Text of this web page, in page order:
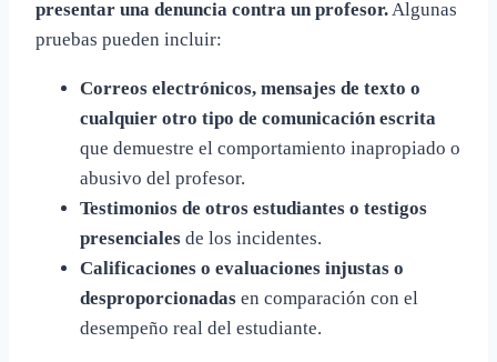
presentar una denuncia contra un profesor.Algunas
pruebas pueden incluir:
Correos electrónicos, mensajes de texto o
cualquier otro tipo de comunicación escrita
que demuestre el comportamiento inapropiado o
abusivo del profesor.
Testimonios de otros estudiantes o testigos
presenciales de los incidentes.
Calificaciones o evaluaciones injustas o
desproporcionadas en comparación con el
desempeño real del estudiante.